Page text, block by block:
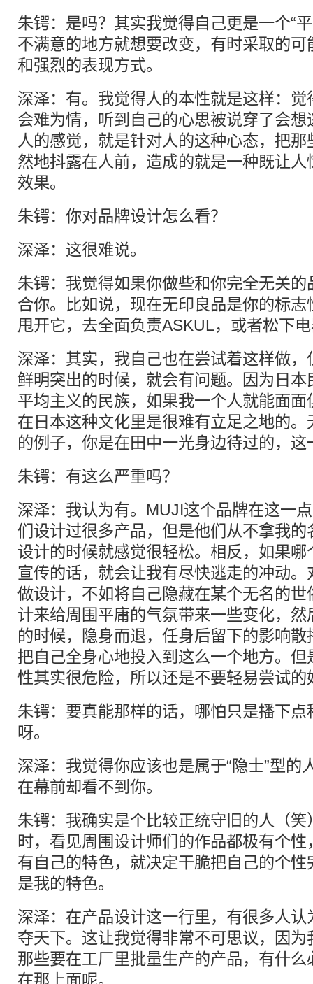
朱锷：是吗？其实我觉得自己更是一个“
不满意的地方就想要改变，有时采取的可
和强烈的表现方式。
深泽：有。我觉得人的本性就是这样：
会难为情，听到自己的心思被说穿了会
人的感觉，就是针对人的这种心态，把
然地抖露在人前，造成的就是一种既让
效果。
朱锷：你对品牌设计怎么看？
深泽：这很难说。
朱锷：我觉得如果你做些和你完全无关
合你。比如说，现在无印良品是你的标
甩开它，去全面负责ASKUL，或者松下
深泽：其实，我自己也在尝试着这样做
鲜明突出的时候，就会有问题。因为日
平均主义的民族，如果我一个人就能面
在日本这种文化里是很难有立足之地的
的例子，你是在田中一光身边待过的，
朱锷：有这么严重吗？
深泽：我认为有。MUJI这个品牌在这一
们设计过很多产品，但是他们从不拿我
设计的时候就感觉很轻松。相反，如果
宣传的话，就会让我有尽快逃走的冲动
做设计，不如将自己隐藏在某个无名的
计来给周围平庸的气氛带来一些变化，
的时候，隐身而退，任身后留下的影响
把自己全身心地投入到这么一个地方。
性其实很危险，所以还是不要轻易尝试的
朱锷：要真能那样的话，哪怕只是播下
呀。
深泽：我觉得你应该也是属于“隐士”型的
在幕前却看不到你。
朱锷：我确实是个比较正统守旧的人（
时，看见周围设计师们的作品都极有个
有自己的特色，就决定干脆把自己的个
是我的特色。
深泽：在产品设计这一行里，有很多人
夺天下。这让我觉得非常不可思议，因
那些要在工厂里批量生产的产品，有什
在那上面呢。